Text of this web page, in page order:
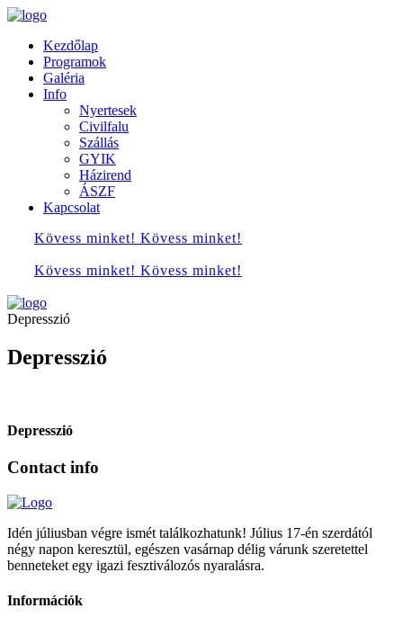
Kezdőlap
Programok
Galéria
Info
Nyertesek
Civilfalu
Szállás
GYIK
Házirend
ÁSZF
Kapcsolat
Kövess minket! Kövess minket!
Kövess minket! Kövess minket!
Depresszió
Depresszió
Depresszió
Contact info
Idén júliusban végre ismét találkozhatunk! Július 17-én szerdától
négy napon keresztül, egészen vasárnap délig várunk szeretettel
benneteket egy igazi fesztiválozós nyaralásra.
Információk